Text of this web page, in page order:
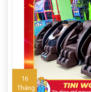
16
Tháng